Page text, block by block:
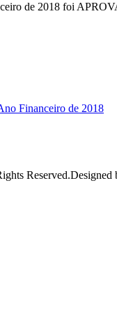
de 2018 foi
Financeiro de 2018
Reserved.Designed